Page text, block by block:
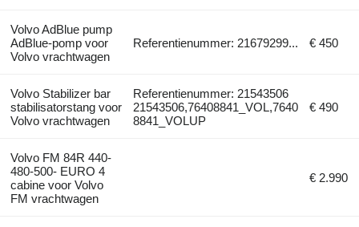
Volvo AdBlue pump
AdBlue-pomp voor
Volvo vrachtwagen
Referentienummer: 21679299... € 450
Volvo Stabilizer bar
stabilisatorstang voor
Volvo vrachtwagen
Referentienummer: 21543506
21543506,76408841_VOL,7640
8841_VOLUP
€ 490
Volvo FM 84R 440-
480-500- EURO 4
cabine voor Volvo
FM vrachtwagen
€ 2.990